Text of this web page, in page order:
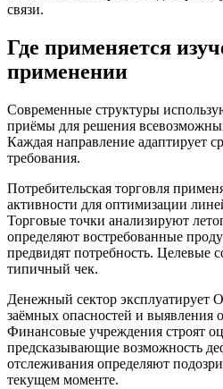
связи.
Где применяется
применении
Современные структуры
приёмы для решения
Каждая направление адаптирует
требования.
Потребительская торговля
активности для оптимизации
Торговые точки анализируют
определяют востребованные
предвидят потребность. Целевые
типичный чек.
Денежный сектор эксплуатирует
заёмных опасностей и
Финансовые учреждения строят
предсказывающие возможность
отслеживания определяют
текущем моменте.